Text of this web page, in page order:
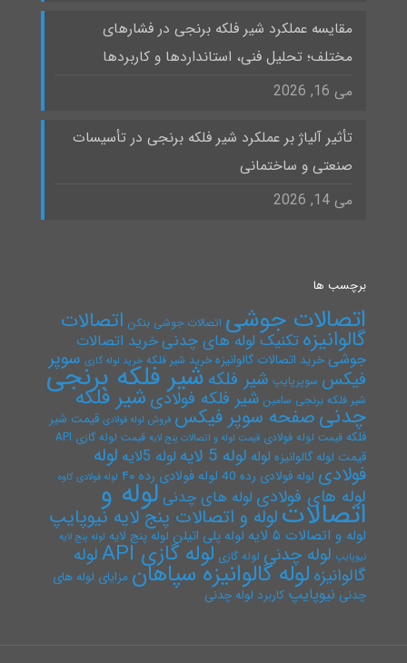
مقایسه عملکرد شیر فلکه برنجی در فشارهای
مختلف؛ تحلیل فنی، استانداردها و کاربردها
می 16, 2026
تأثیر آلیاژ بر عملکرد شیر فلکه برنجی در تأسیسات
صنعتی و ساختمانی
می 14, 2026
برچسب ها
اتصالات جوشی اتصالات جوشی بنکن اتصالات
گالوانیزهتکنیک لوله های چدنیخرید اتصالات
جوشیخرید اتصالات گالوانیزه خرید شیر فلکه خرید لوله گازی سوپر
فیکس سوپرپایپ شیر فلکه شیر فلکه برنجی
شیر فلکه برنجی سامین شیر فلکه فولادی شیر فلکه
چدنیصفحه سوپر فیکس فروش لوله فولادی قیمت شیر
فلکه قیمت لوله فولادی قیمت لوله و اتصالات پنج لایه قیمت لوله گازی API
قیمت لوله گالوانیزه لوله لوله 5 لایه لوله 5لایه لوله
فولادی لوله فولادی رده 40 لوله فولادی رده ۴۰ لوله فولادی کاوه
لوله های فولادی لوله های چدنی لوله و اتصالاتلوله و اتصالات پنج لایه نیوپایپ
لوله و اتصالات ۵ لایه لوله پلی اتیلن لوله پنج لایه لوله پنج لایه
نیوپایپ لوله چدنی لوله گازی لوله گازی API لوله
گالوانیزه لوله گالوانیزه سپاهان مزایای لوله های
چدنی نیوپایپ کاربرد لوله چدنی